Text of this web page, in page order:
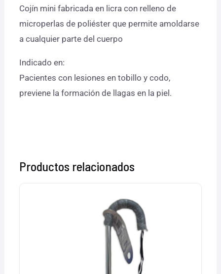
Cojín mini fabricada en licra con relleno de
microperlas de poliéster que permite amoldarse
a cualquier parte del cuerpo
Indicado en:
Pacientes con lesiones en tobillo y codo,
previene la formación de llagas en la piel.
Productos relacionados